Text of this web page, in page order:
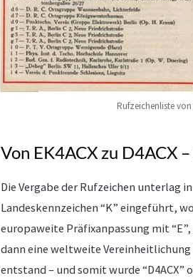
Rufzeichenliste
Von EK4ACX zu D4ACX
Die Vergabe der Rufzeichen unterlag
Landeskennzeichen “K” eingeführt,
europaweite Präfixanpassung mit “E”,
dann eine weltweite
entstand – und somit wurde